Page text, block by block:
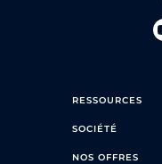
RESSOURCES
SOCIÉTÉ
NOS OFFRES